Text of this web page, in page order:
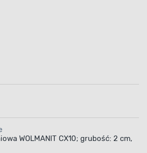
WOLMANIT CX10; grubość: 2 cm,